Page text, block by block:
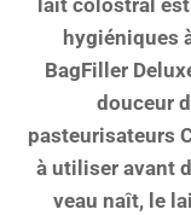
lait colostral
hygiéniques
BagFiller
douceur
pasteurisateurs
à utiliser avant
veau naît, le